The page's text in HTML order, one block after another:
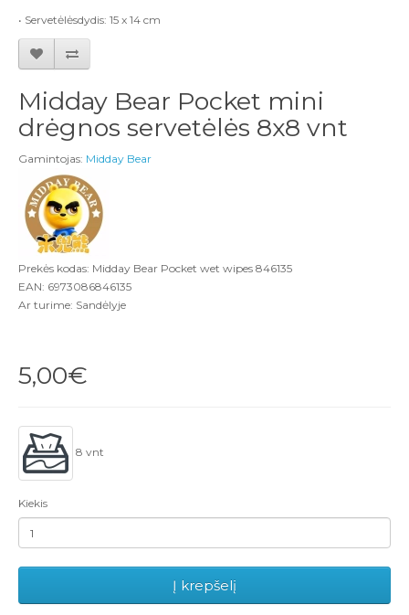
• Servetėlės​​dydis: 15 x 14 cm
Midday Bear Pocket mini
drėgnos servetėlės 8x8 vnt
Gamintojas: Midday Bear
Prekės kodas: Midday Bear Pocket wet wipes 846135
EAN: 6973086846135
Ar turime: Sandėlyje
5,00€
8 vnt
Kiekis
Į krepšelį